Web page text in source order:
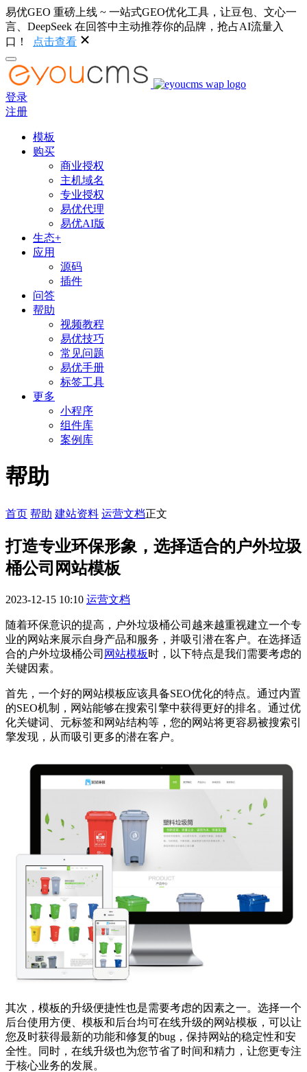
易优GEO 重磅上线 ~ 一站式GEO优化工具，让豆包、文心一
言、DeepSeek 在回答中主动推荐你的品牌，抢占AI流量入
口！
点击查看
登录
注册
模板
购买
商业授权
主机域名
专业授权
易优代理
易优AI版
生态+
应用
源码
插件
问答
帮助
视频教程
易优技巧
常见问题
易优手册
标签工具
更多
小程序
组件库
案例库
帮助
首页 帮助 建站资料 运营文档正文
打造专业环保形象，选择适合的户外垃圾
桶公司网站模板
2023-12-15 10:10 运营文档
随着环保意识的提高，户外垃圾桶公司越来越重视建立一个专
业的网站来展示自身产品和服务，并吸引潜在客户。在选择适
合的户外垃圾桶公司 网站模板时，以下特点是我们需要考虑的
关键因素。
首先，一个好的网站模板应该具备SEO优化的特点。通过内置
的SEO机制，网站能够在搜索引擎中获得更好的排名。通过优
化关键词、元标签和网站结构等，您的网站将更容易被搜索引
擎发现，从而吸引更多的潜在客户。
其次，模板的升级便捷性也是需要考虑的因素之一。选择一个
后台使用方便、模板和后台均可在线升级的网站模板，可以让
您及时获得最新的功能和修复的bug，保持网站的稳定性和安
全性。同时，在线升级也为您节省了时间和精力，让您更专注
于核心业务的发展。